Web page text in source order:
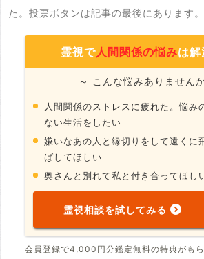
た。投票ボタンは記事の最後にあります。
霊視で人間関係の悩みは
～ こんな悩みありません
人間関係のストレスに疲れた。悩み
ない生活をしたい
嫌いなあの人と縁切りをして遠くに
ばしてほしい
奥さんと別れて私と付き合ってほし
霊視相談を試してみる
会員登録で4,000円分鑑定無料の特典がも